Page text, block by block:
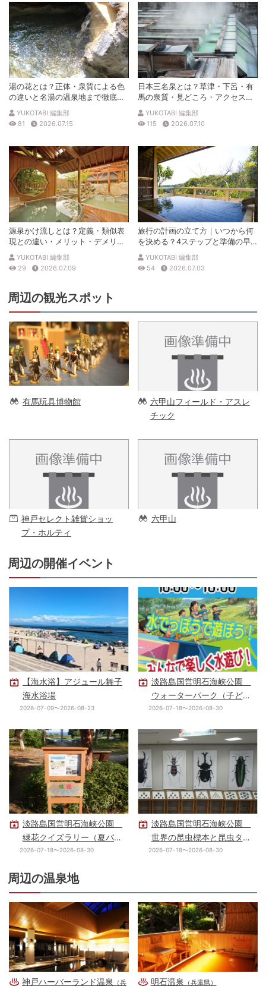
湯の花とは？正体・泉質による色
の違いと名湯の温泉地まで徹底解
説
YUKOTABI 編集部
81
2026.07.15
日本三名泉とは？草津・下呂・有
馬の泉質・見どころ・アクセスを
徹底解説
YUKOTABI 編集部
115
2026.07.10
源泉かけ流しとは？定義・類似表
現との違い・メリット・デメリッ
トを解説
YUKOTABI 編集部
29
2026.07.09
旅行の計画の立て方｜いつから何
を決める？4ステップと準備の早
見表
YUKOTABI 編集部
54
2026.07.03
周辺の観光スポット
有馬玩具博物館
六甲山フィールド・アスレ
チック
神戸セレクト雑貨ショッ
プ・ホルティ
六甲山
周辺の開催イベント
【海水浴】アジュール舞子
海水浴場
2026-07-09〜2026-08-23
淡路島国営明石海峡公園
ウォーターパーク（子ども
の水遊び場）
2026-07-18〜2026-08-30
淡路島国営明石海峡公園
緑花クイズラリー（夏バー
ジョン）
2026-07-18〜2026-08-30
淡路島国営明石海峡公園
世界の昆虫標本と昆虫タペ
ストリーの展示
2026-07-18〜2026-08-30
周辺の温泉地
神戸ハーバーランド温泉
（兵
明石温泉 （兵庫県）